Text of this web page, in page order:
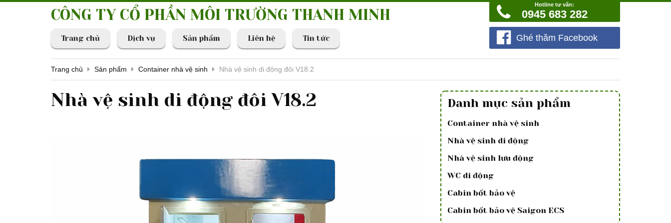
CÔNG TY CỔ PHẦN MÔI TRƯỜNG THANH MINH
Trang chủ Dịch vụ Sản phẩm Liên hệ Tin tức
Hotline tư vấn:
0945 683 282
Ghé thăm Facebook
Trang chủ Sản phẩm Container nhà vệ sinh Nhà vệ sinh di động đôi V18.2
Nhà vệ sinh di động đôi V18.2 Danh mục sản phẩm
Container nhà vệ sinh
Nhà vệ sinh di động
Nhà vệ sinh lưu động
WC di động
Cabin bốt bảo vệ
Cabin bốt bảo vệ Saigon ECS